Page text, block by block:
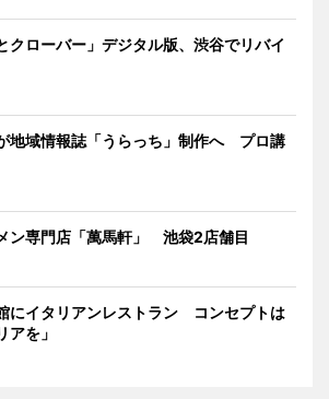
クローバー」デジタル版、渋谷でリバイ
地域情報誌「うらっち」制作へ プロ講
ン専門店「萬馬軒」 池袋2店舗目
にイタリアンレストラン コンセプトは
アを」